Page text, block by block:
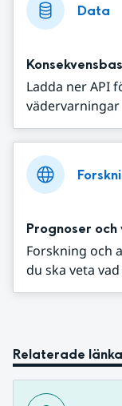
Data
Ladda ner API
vädervarningar
Prognoser
Forskning och
du ska veta
Relaterade